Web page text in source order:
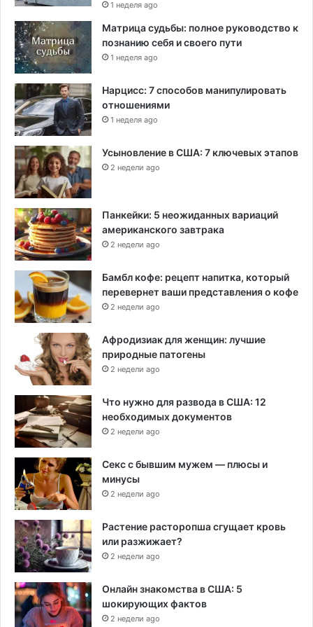
1 неделя ago
Матрица судьбы: полное руководство к
познанию себя и своего пути
1 неделя ago
Нарцисс: 7 способов манипулировать
отношениями
1 неделя ago
Усыновление в США: 7 ключевых этапов
2 недели ago
Панкейки: 5 неожиданных вариаций
американского завтрака
2 недели ago
Бамбл кофе: рецепт напитка, который
перевернет ваши представления о кофе
2 недели ago
Афродизиак для женщин: лучшие
природные патогены
2 недели ago
Что нужно для развода в США: 12
необходимых документов
2 недели ago
Секс с бывшим мужем — плюсы и
минусы
2 недели ago
Растение расторопша сгущает кровь
или разжижает?
2 недели ago
Онлайн знакомства в США: 5
шокирующих фактов
2 недели ago